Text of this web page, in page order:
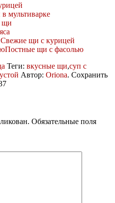
мультиварке
щи
Свежие щи с курицей
Постные щи с фасолью
Теги: вкусные щи,суп с
Автор: Oriona. Сохранить
Обязательные поля